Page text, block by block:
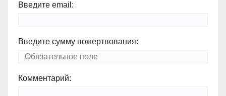
Введите email:
Введите сумму пожертвования:
Комментарий: